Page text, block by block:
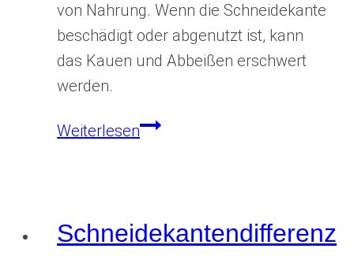
von Nahrung. Wenn die Schneidekante
beschädigt oder abgenutzt ist, kann
das Kauen und Abbeißen erschwert
werden.
WeiterlesenSchneidekante
Schneidekantendifferenz